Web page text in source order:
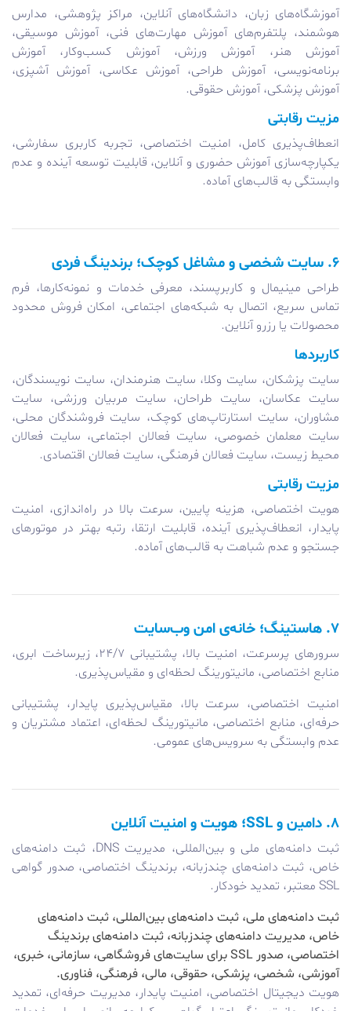
آموزشگاه‌های زبان، دانشگاه‌های آنلاین، مراکز پژوهشی، مدارس
هوشمند، پلتفرم‌های آموزش مهارت‌های فنی، آموزش موسیقی،
آموزش هنر، آموزش ورزش، آموزش کسب‌وکار، آموزش
برنامه‌نویسی، آموزش طراحی، آموزش عکاسی، آموزش آشپزی،
آموزش پزشکی، آموزش حقوقی.
مزیت رقابتی
انعطاف‌پذیری کامل، امنیت اختصاصی، تجربه کاربری سفارشی،
یکپارچه‌سازی آموزش حضوری و آنلاین، قابلیت توسعه آینده و عدم
وابستگی به قالب‌های آماده.
۶. سایت شخصی و مشاغل کوچک؛ برندینگ فردی
طراحی مینیمال و کاربرپسند، معرفی خدمات و نمونه‌کارها، فرم
تماس سریع، اتصال به شبکه‌های اجتماعی، امکان فروش محدود
محصولات یا رزرو آنلاین.
کاربردها
سایت پزشکان، سایت وکلا، سایت هنرمندان، سایت نویسندگان،
سایت عکاسان، سایت طراحان، سایت مربیان ورزشی، سایت
مشاوران، سایت استارتاپ‌های کوچک، سایت فروشندگان محلی،
سایت معلمان خصوصی، سایت فعالان اجتماعی، سایت فعالان
محیط زیست، سایت فعالان فرهنگی، سایت فعالان اقتصادی.
مزیت رقابتی
هویت اختصاصی، هزینه پایین، سرعت بالا در راه‌اندازی، امنیت
پایدار، انعطاف‌پذیری آینده، قابلیت ارتقا، رتبه بهتر در موتورهای
جستجو و عدم شباهت به قالب‌های آماده.
۷. هاستینگ؛ خانه‌ی امن وب‌سایت
سرورهای پرسرعت، امنیت بالا، پشتیبانی ۲۴/۷، زیرساخت ابری،
منابع اختصاصی، مانیتورینگ لحظه‌ای و مقیاس‌پذیری.
امنیت اختصاصی، سرعت بالا، مقیاس‌پذیری پایدار، پشتیبانی
حرفه‌ای، منابع اختصاصی، مانیتورینگ لحظه‌ای، اعتماد مشتریان و
عدم وابستگی به سرویس‌های عمومی.
۸. دامین و SSL؛ هویت و امنیت آنلاین
ثبت دامنه‌های ملی و بین‌المللی، مدیریت DNS، ثبت دامنه‌های
خاص، ثبت دامنه‌های چندزبانه، برندینگ اختصاصی، صدور گواهی
SSL معتبر، تمدید خودکار.
ثبت دامنه‌های ملی، ثبت دامنه‌های بین‌المللی، ثبت دامنه‌های
خاص، مدیریت دامنه‌های چندزبانه، ثبت دامنه‌های برندینگ
اختصاصی، صدور SSL برای سایت‌های فروشگاهی، سازمانی، خبری،
آموزشی، شخصی، پزشکی، حقوقی، مالی، فرهنگی، فناوری.
هویت دیجیتال اختصاصی، امنیت پایدار، مدیریت حرفه‌ای، تمدید